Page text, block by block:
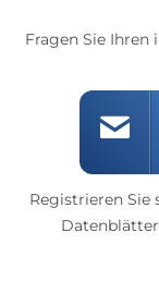
Fragen Sie Ihren
Registrieren Sie